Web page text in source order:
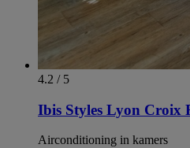
4.2 / 5
Ibis Styles Lyon Croix
Airconditioning in kamers